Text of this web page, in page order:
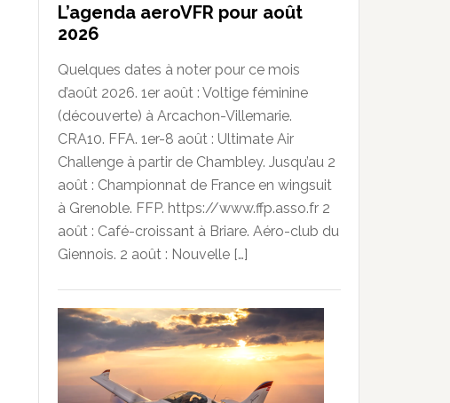
L’agenda aeroVFR pour août
2026
Quelques dates à noter pour ce mois
d’août 2026. 1er août : Voltige féminine
(découverte) à Arcachon-Villemarie.
CRA10. FFA. 1er-8 août : Ultimate Air
Challenge à partir de Chambley. Jusqu’au 2
août : Championnat de France en wingsuit
à Grenoble. FFP. https://www.ffp.asso.fr 2
août : Café-croissant à Briare. Aéro-club du
Giennois. 2 août : Nouvelle […]